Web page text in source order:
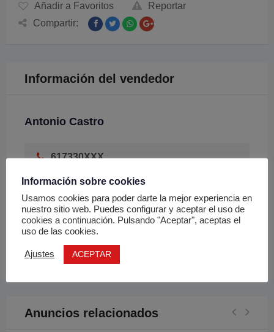
Añadir a Favoritos
Reportar
Compartir:
Información del vendedor
Antonio Castro
617330XXX
Chat
Enviar Email
Anuncios relacionados
Información sobre cookies
Usamos cookies para poder darte la mejor experiencia en
nuestro sitio web. Puedes configurar y aceptar el uso de
cookies a continuación. Pulsando "Aceptar", aceptas el
uso de las cookies.
Ajustes ACEPTAR